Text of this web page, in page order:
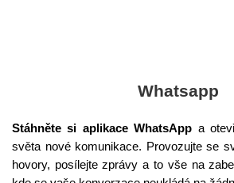
Whatsapp
Stáhněte si aplikace WhatsApp a
světa nové komunikace. Provozujte se
hovory, posílejte zprávy a to vše na